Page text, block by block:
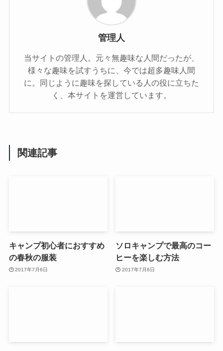
管理人
当サイトの管理人。元々無趣味な人間だったが、
様々な趣味を試すうちに、今では超多趣味人間
に。同じように趣味を探している人の役に立ちた
く、本サイトを運営しています。
関連記事
キャンプ初心者におすすめ
の春秋の服装
2017年7月6日
ソロキャンプで最高のコー
ヒーを楽しむ方法
2017年7月6日